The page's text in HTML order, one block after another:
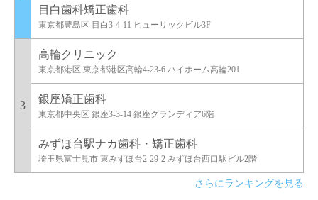
目白歯科矯正歯科
東京都豊島区 目白3-4-11 ヒューリックビル3F
3
高輪クリニック
東京都港区 東京都港区高輪4-23-6 ハイホーム高輪201
銀座矯正歯科
東京都中央区 銀座3-3-14 銀座グランディア6階
みずほ台駅ナカ歯科・矯正歯科
埼玉県富士見市 東みずほ台2-29-2 みずほ台西口駅ビル2階
さらにランキングを見る